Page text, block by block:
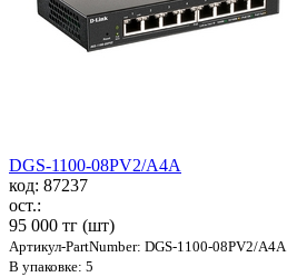
DGS-1100-08PV2/A4A
код: 87237
ост.:
95 000 тг (шт)
Артикул-PartNumber: DGS-1100-08PV2/A4A
В упаковке: 5